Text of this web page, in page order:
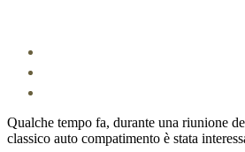
Qualche tempo fa, durante una riunione
classico auto compatimento è stata